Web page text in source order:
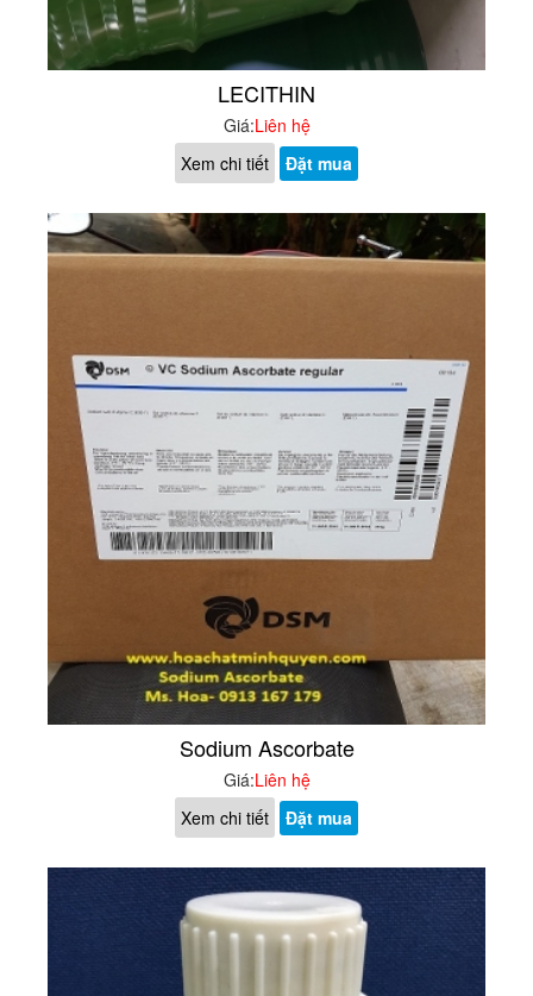
LECITHIN
Giá:Liên hệ
Xem chi tiết
Đặt mua
Sodium Ascorbate
Giá:Liên hệ
Xem chi tiết
Đặt mua